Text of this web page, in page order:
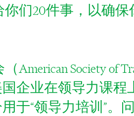
们20件事，以确保
Society of
国企业在领导力课
于“领导力培训”。